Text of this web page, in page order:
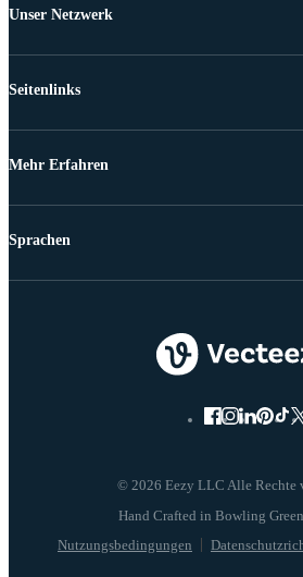
Unser Netzwerk
Seitenlinks
Mehr Erfahren
© 2026 Eezy LLC Alle Rechte
Nutzungsbedingungen
Sprachen